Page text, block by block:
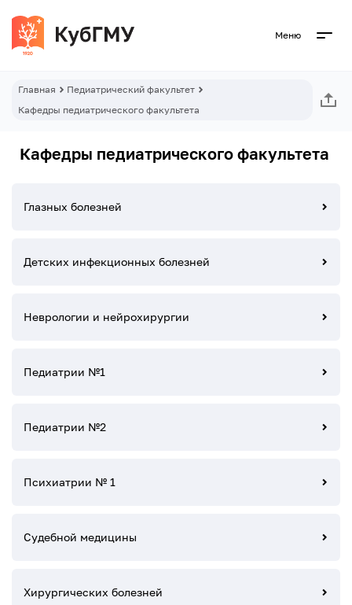
Меню
Главная
Педиатрический факультет
Кафедры педиатрического факультета
Кафедры педиатрического факультета
Глазных болезней
Детских инфекционных болезней
Неврологии и нейрохирургии
Педиатрии №1
Педиатрии №2
Психиатрии № 1
Судебной медицины
Хирургических болезней